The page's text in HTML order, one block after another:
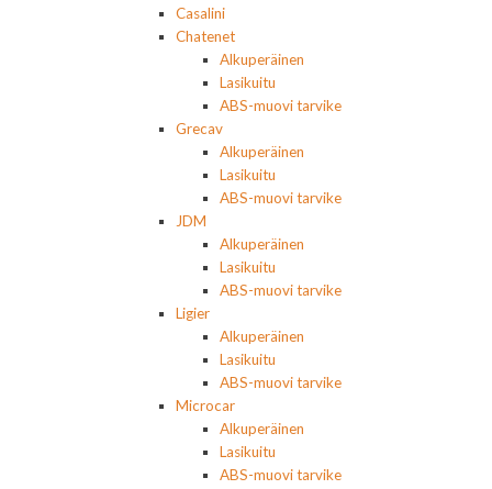
Casalini
Chatenet
Alkuperäinen
Lasikuitu
ABS-muovi tarvike
Grecav
Alkuperäinen
Lasikuitu
ABS-muovi tarvike
JDM
Alkuperäinen
Lasikuitu
ABS-muovi tarvike
Ligier
Alkuperäinen
Lasikuitu
ABS-muovi tarvike
Microcar
Alkuperäinen
Lasikuitu
ABS-muovi tarvike